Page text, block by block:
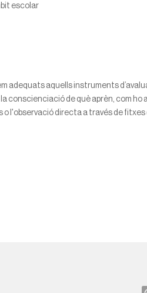
escolar
aquells instruments
de què aprèn, com ho
o l'observació directa a través de